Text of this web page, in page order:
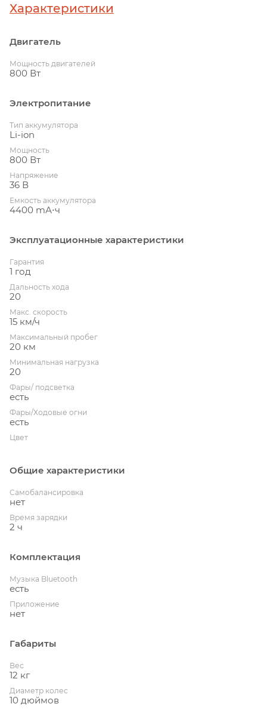
Характеристики
Двигатель
Мощность двигателей
800 Вт
Электропитание
Тип аккумулятора
Li-ion
Мощность
800 Вт
Напряжение
36 В
Емкость аккумулятора
4400 mА⋅ч
Эксплуатационные характеристики
Гарантия
1 год
Дальность хода
20
Макс. скорость
15 км/ч
Максимальный пробег
20 км
Минимальная нагрузка
20
Фары/ подсветка
есть
Фары/Ходовые огни
есть
Цвет
Общие характеристики
Cамобалансировка
нет
Время зарядки
2 ч
Комплектация
Музыка Bluetooth
есть
Приложение
нет
Габариты
Вес
12 кг
Диаметр колес
10 дюймов